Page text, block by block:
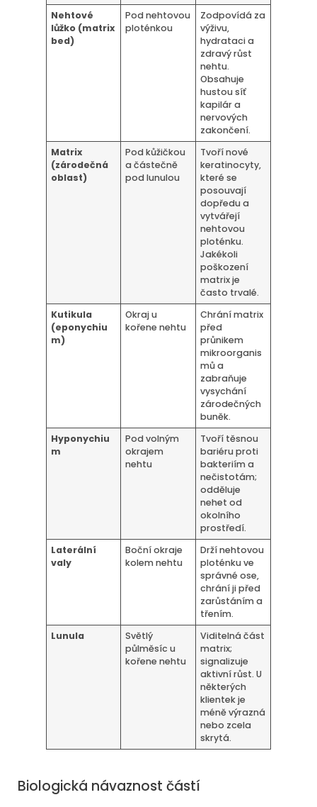
Nehtové
lůžko (matrix
bed)
Pod nehtovou
ploténkou
Zodpovídá za
výživu,
hydrataci a
zdravý růst
nehtu.
Obsahuje
hustou síť
kapilár a
nervových
zakončení.
Matrix
(zárodečná
oblast)
Pod kůžičkou
a částečně
pod lunulou
Tvoří nové
keratinocyty,
které se
posouvají
dopředu a
vytvářejí
nehtovou
ploténku.
Jakékoli
poškození
matrix je
často trvalé.
Kutikula
(eponychiu
m)
Okraj u
kořene nehtu
Chrání matrix
před
průnikem
mikroorganis
mů a
zabraňuje
vysychání
zárodečných
buněk.
Hyponychiu
m
Pod volným
okrajem
nehtu
Tvoří těsnou
bariéru proti
bakteriím a
nečistotám;
odděluje
nehet od
okolního
prostředí.
Laterální
valy
Boční okraje
kolem nehtu
Drží nehtovou
ploténku ve
správné ose,
chrání ji před
zarůstáním a
třením.
Lunula
Světlý
půlměsíc u
kořene nehtu
Viditelná část
matrix;
signalizuje
aktivní růst. U
některých
klientek je
méně výrazná
nebo zcela
skrytá.
Biologická návaznost částí